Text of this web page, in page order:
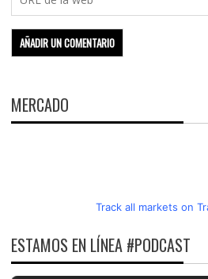
MERCADO
Track all markets on
ESTAMOS EN LÍNEA #PODCAST